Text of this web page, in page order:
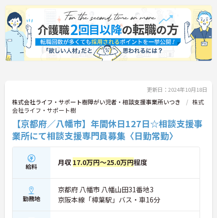
更新日：2024年10月18日
株式会社ライフ・サポート樹障がい児者・相談支援事業所いつき
株式
会社ライフ・サポート樹
【京都府／八幡市】年間休日127日☆相談支援事
業所にて相談支援専門員募集〈日勤常勤〉
給料 月収 17.0万円～25.0万円程度
勤務地
京都府 八幡市 八幡山田31番地3
京阪本線「樟葉駅」バス・車16分